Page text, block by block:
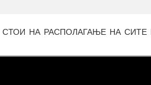
НА РАСПОЛАГАЊЕ НА СИТЕ